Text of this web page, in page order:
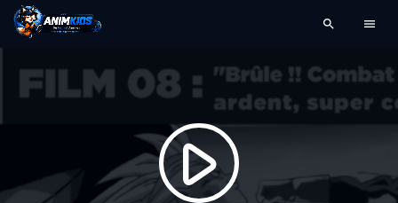
search menu
play_arrow